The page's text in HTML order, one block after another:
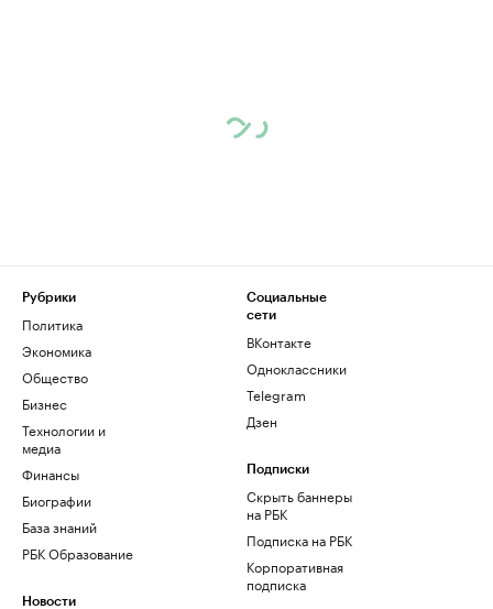
Рубрики
Политика
Экономика
Общество
Бизнес
Технологии и
медиа
Финансы
Биографии
База знаний
РБК Образование
Новости
Социальные
сети
ВКонтакте
Одноклассники
Telegram
Дзен
Подписки
Скрыть баннеры
на РБК
Подписка на РБК
Корпоративная
подписка